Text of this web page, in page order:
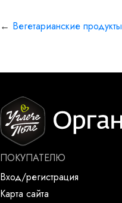
← Вегетарианские продукты
ПОКУПАТЕЛЮ
Вход/регистрация
Карта сайта